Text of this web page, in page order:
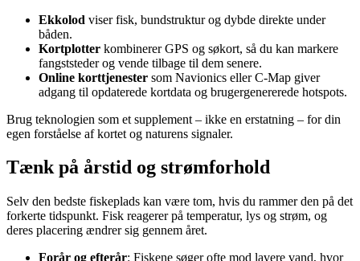
Ekkolod viser fisk, bundstruktur og dybde direkte under
båden.
Kortplotter kombinerer GPS og søkort, så du kan markere
fangststeder og vende tilbage til dem senere.
Online korttjenester som Navionics eller C-Map giver
adgang til opdaterede kortdata og brugergenererede hotspots.
Brug teknologien som et supplement – ikke en erstatning – for din
egen forståelse af kortet og naturens signaler.
Tænk på årstid og strømforhold
Selv den bedste fiskeplads kan være tom, hvis du rammer den på det
forkerte tidspunkt. Fisk reagerer på temperatur, lys og strøm, og
deres placering ændrer sig gennem året.
Forår og efterår: Fiskene søger ofte mod lavere vand, hvor